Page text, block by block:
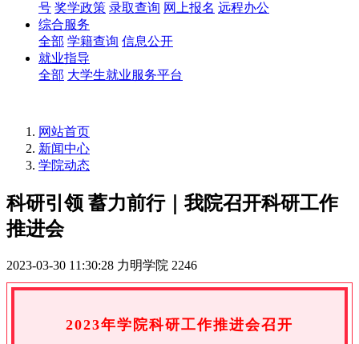
号 奖学政策 录取查询 网上报名 远程办公
综合服务
全部 学籍查询 信息公开
就业指导
全部 大学生就业服务平台
网站首页
新闻中心
学院动态
科研引领 蓄力前行｜我院召开科研工作
推进会
2023-03-30 11:30:28 力明学院 2246
2023年学院科研工作推进会召开